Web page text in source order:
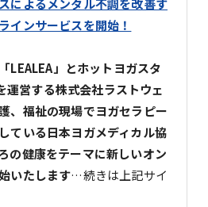
によるメンタル不調を改善す
インサービスを開始！
LEALEA」とホットヨガスタ
運営する株式会社ラストウェ
、福祉の現場でヨガセラピー
ている日本ヨガメディカル協
の健康をテーマに新しいオン
いたします…続きは上記サイ